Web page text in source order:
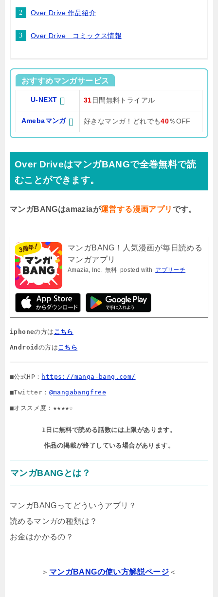
Over Drive 作品紹介
Over Drive コミックス情報
おすすめマンガサービス
U-NEXT 31 日間無料トライアル
Amebaマンガ 好きなマンガ！どれでも40％OFF
Over DriveはマンガBANGで全巻無料で読
むことができます。
マンガBANGはamaziaが運営する漫画アプリ です。
マンガBANG！人気漫画が毎日読める
マンガアプリ
Amazia, Inc. 無料 posted with アプリーチ
iphoneの方は こちら
Android の方はこちら
■公式HP： https://manga-bang.com/
■Twitter： @mangabangfree
■オススメ度：★★★★☆
1日に無料で読める話数には上限があります。
作品の掲載が終了している場合があります。
マンガBANGとは？
マンガBANGってどういうアプリ？
読めるマンガの種類は？
お金はかかるの？
＞ マンガBANGの使い方解説ページ ＜